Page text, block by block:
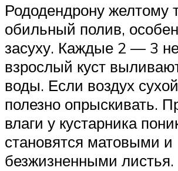
Рододендрону желтому
обильный полив,
засуху. Каждые 2 — 3
взрослый куст
воды. Если воздух
полезно опрыскивать.
влаги у кустарника
становятся матовыми и
безжизненными листья.